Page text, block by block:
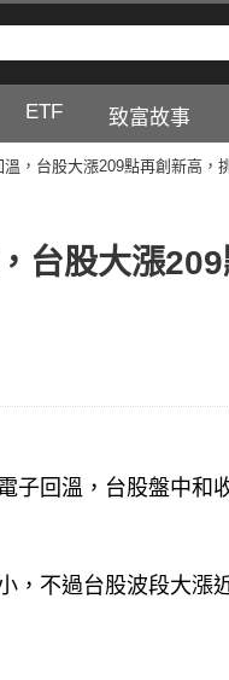
ETF 致富故事
，台股大漲209點再創新高，
台股大漲
子回溫，台股盤中
，不過台股波段大